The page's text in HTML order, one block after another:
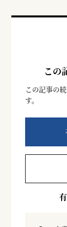
この
この記事の
す。